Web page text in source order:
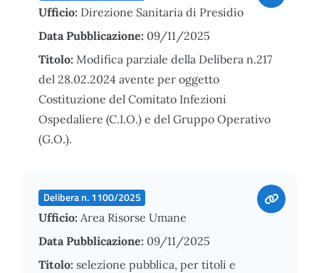
Ufficio: Direzione Sanitaria di Presidio
Data Pubblicazione: 09/11/2025
Titolo: Modifica parziale della Delibera n.217
del 28.02.2024 avente per oggetto
Costituzione del Comitato Infezioni
Ospedaliere (C.I.O.) e del Gruppo Operativo
(G.O.).
Delibera n. 1100/2025
Ufficio: Area Risorse Umane
Data Pubblicazione: 09/11/2025
Titolo: selezione pubblica, per titoli e